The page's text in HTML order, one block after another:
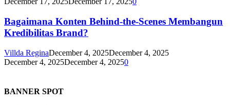
Bagaimana Konten Behind-the-Scenes Membangun
Kredibilitas Brand?
Villda ReginaDecember 4, 2025December 4, 2025
December 4, 2025December 4, 20250
BANNER SPOT